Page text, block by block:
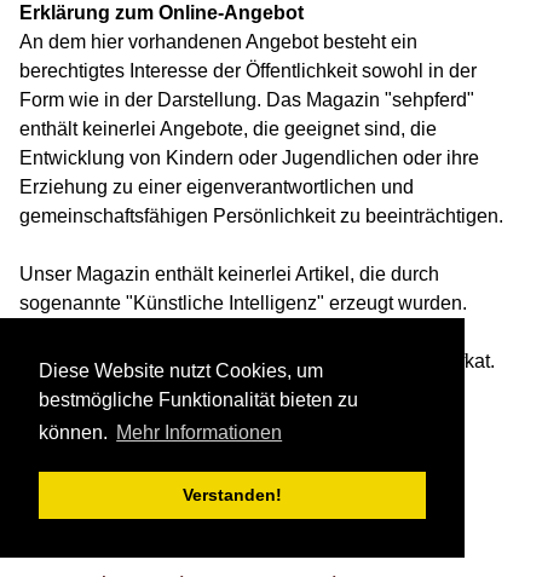
Diese Website nutzt Cookies, um
bestmögliche Funktionalität bieten zu
können. Mehr Informationen
Verstanden!
Erklärung zum Online-Angebot
An dem hier vorhandenen Angebot besteht ein
berechtigtes Interesse der Öffentlichkeit sowohl in der
Form wie in der Darstellung. Das Magazin "sehpferd"
enthält keinerlei Angebote, die geeignet sind, die
Entwicklung von Kindern oder Jugendlichen oder ihre
Erziehung zu einer eigenverantwortlichen und
gemeinschaftsfähigen Persönlichkeit zu beeinträchtigen.
Unser Magazin enthält keinerlei Artikel, die durch
sogenannte "Künstliche Intelligenz" erzeugt wurden.
Ihre Sicherheit ist gewährleistet durch ein SSL-Zertifkat.
Statistiken
2026-08-07 09:27